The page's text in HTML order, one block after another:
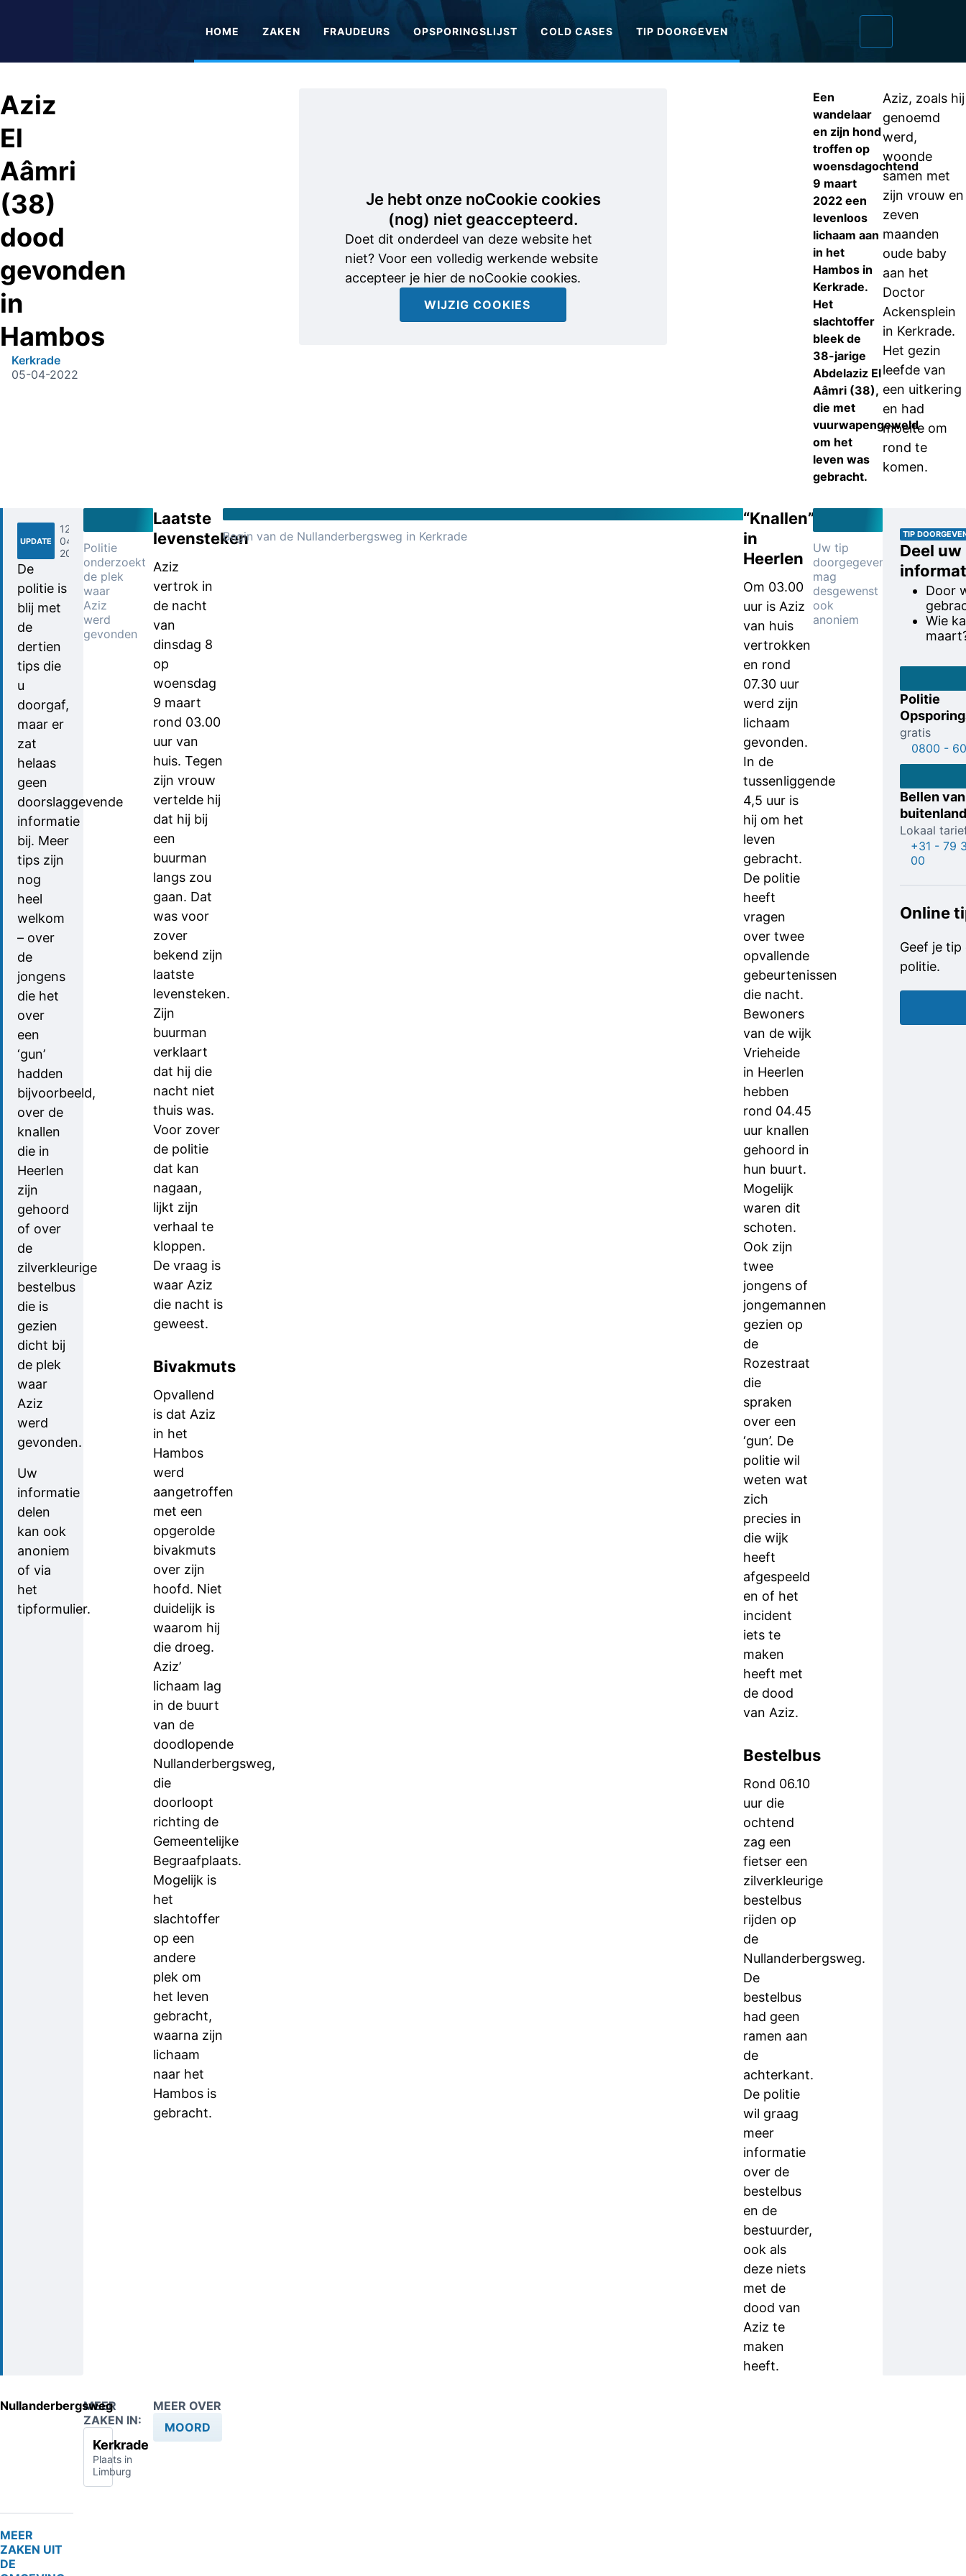
HOME ZAKEN FRAUDEURS OPSPORINGSLIJST COLD CASES TIP DOORGEVEN
Aziz
El
Aâmri
(38)
dood
gevonden
in
Hambos
Kerkrade
05-04-2022
Je hebt onze noCookie cookies
(nog) niet geaccepteerd.
Doet dit onderdeel van deze website het
niet? Voor een volledig werkende website
accepteer je hier de noCookie cookies.
WIJZIG COOKIES
Een
wandelaar
en zijn hond
troffen op
woensdagochtend
9 maart
2022 een
levenloos
lichaam aan
in het
Hambos in
Kerkrade.
Het
slachtoffer
bleek de
38-jarige
Abdelaziz El
Aâmri (38),
die met
vuurwapengeweld
om het
leven was
gebracht.
Aziz, zoals hij
genoemd
werd,
woonde
samen met
zijn vrouw en
zeven
maanden
oude baby
aan het
Doctor
Ackensplein
in Kerkrade.
Het gezin
leefde van
een uitkering
en had
moeite om
rond te
komen.
UPDATE
12-
04-
2022
De
politie is
blij met
de
dertien
tips die
u
doorgaf,
maar er
zat
helaas
geen
doorslaggevende
informatie
bij. Meer
tips zijn
nog
heel
welkom
– over
de
jongens
die het
over
een
‘gun’
hadden
bijvoorbeeld,
over de
knallen
die in
Heerlen
zijn
gehoord
of over
de
zilverkleurige
bestelbus
die is
gezien
dicht bij
de plek
waar
Aziz
werd
gevonden.
Uw
informatie
delen
kan ook
anoniem
of via
het
tipformulier.
Politie
onderzoekt
de plek
waar
Aziz
werd
gevonden
Laatste
levensteken
Aziz
vertrok in
de nacht
van
dinsdag 8
op
woensdag
9 maart
rond 03.00
uur van
huis. Tegen
zijn vrouw
vertelde hij
dat hij bij
een
buurman
langs zou
gaan. Dat
was voor
zover
bekend zijn
laatste
levensteken.
Zijn
buurman
verklaart
dat hij die
nacht niet
thuis was.
Voor zover
de politie
dat kan
nagaan,
lijkt zijn
verhaal te
kloppen.
De vraag is
waar Aziz
die nacht is
geweest.
Bivakmuts
Opvallend
is dat Aziz
in het
Hambos
werd
aangetroffen
met een
opgerolde
bivakmuts
over zijn
hoofd. Niet
duidelijk is
waarom hij
die droeg.
Aziz’
lichaam lag
in de buurt
van de
doodlopende
Nullanderbergsweg,
die
doorloopt
richting de
Gemeentelijke
Begraafplaats.
Mogelijk is
het
slachtoffer
op een
andere
plek om
het leven
gebracht,
waarna zijn
lichaam
naar het
Hambos is
gebracht.
Begin van de Nullanderbergsweg in Kerkrade
“Knallen”
in
Heerlen
Om 03.00
uur is Aziz
van huis
vertrokken
en rond
07.30 uur
werd zijn
lichaam
gevonden.
In de
tussenliggende
4,5 uur is
hij om het
leven
gebracht.
De politie
heeft
vragen
over twee
opvallende
gebeurtenissen
die nacht.
Bewoners
van de wijk
Vrieheide
in Heerlen
hebben
rond 04.45
uur knallen
gehoord in
hun buurt.
Mogelijk
waren dit
schoten.
Ook zijn
twee
jongens of
jongemannen
gezien op
de
Rozestraat
die
spraken
over een
‘gun’. De
politie wil
weten wat
zich
precies in
die wijk
heeft
afgespeeld
en of het
incident
iets te
maken
heeft met
de dood
van Aziz.
Bestelbus
Rond 06.10
uur die
ochtend
zag een
fietser een
zilverkleurige
bestelbus
rijden op
de
Nullanderbergsweg.
De
bestelbus
had geen
ramen aan
de
achterkant.
De politie
wil graag
meer
informatie
over de
bestelbus
en de
bestuurder,
ook als
deze niets
met de
dood van
Aziz te
maken
heeft.
Uw tip
doorgegeven
mag
desgewenst
ook
anoniem
TIP
Deel uw
Door
Wie
Politie
gratis
0800 -
Bellen
buitenland
Lokaal
+31 - 79
00
Online
Geef je
politie.
Nullanderbergsweg
MEER
ZAKEN IN:
Kerkrade
Plaats in
Limburg
MEER OVER
MOORD
MEER
ZAKEN UIT
DE